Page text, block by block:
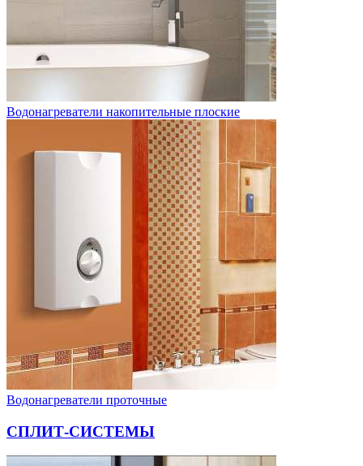
Водонагреватели накопительные плоские
Водонагреватели проточные
СПЛИТ-СИСТЕМЫ